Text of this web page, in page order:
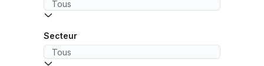
Secteur